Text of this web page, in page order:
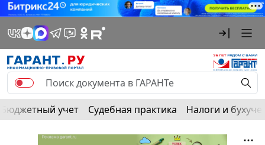
Бюджетный учет Судебная практика Налоги и